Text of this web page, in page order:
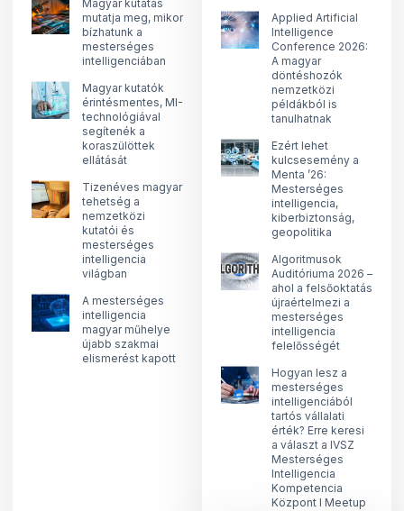
Magyar kutatás
mutatja meg, mikor
bízhatunk a
mesterséges
intelligenciában
Magyar kutatók
érintésmentes, MI-
technológiával
segítenék a
koraszülöttek
ellátását
Tizenéves magyar
tehetség a
nemzetközi
kutatói és
mesterséges
intelligencia
világban
A mesterséges
intelligencia
magyar műhelye
újabb szakmai
elismerést kapott
Applied Artificial
Intelligence
Conference 2026:
A magyar
döntéshozók
nemzetközi
példákból is
tanulhatnak
Ezért lehet
kulcsesemény a
Menta ’26:
Mesterséges
intelligencia,
kiberbiztonság,
geopolitika
Algoritmusok
Auditóriuma 2026 –
ahol a felsőoktatás
újraértelmezi a
mesterséges
intelligencia
felelősségét
Hogyan lesz a
mesterséges
intelligenciából
tartós vállalati
érték? Erre keresi
a választ a IVSZ
Mesterséges
Intelligencia
Kompetencia
Központ I Meetup